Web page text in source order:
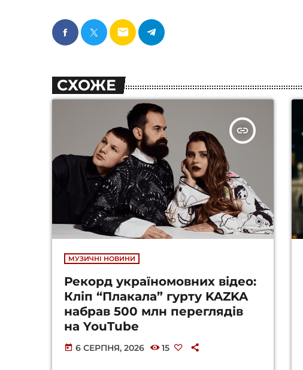
email
СХОЖЕ
insert_link
МУЗИЧНІ НОВИНИ
Рекорд україномовних відео:
Кліп “Плакала” гурту KAZKA
набрав 500 млн переглядів
на YouTube
today 6 СЕРПНЯ, 2026 15